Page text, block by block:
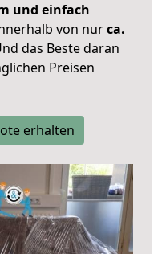
und einfach
von nurca.
das Beste daran
Preisen
erhalten